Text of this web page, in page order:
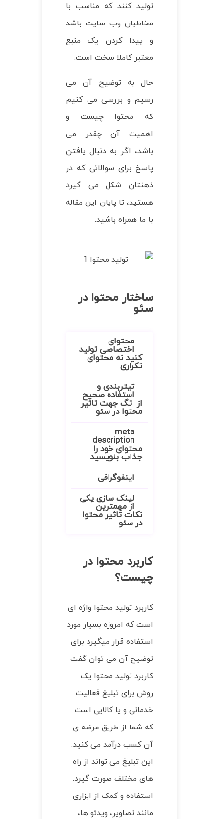
تولید کنند که مناسب با
مخاطبان وب سایت باشد
و پیدا کردن یک منبع
معتبر کاملا سخت است.
حال به توضیح آن می
رسیم و بررسی می کنیم
که محتوا چیست و
اهمیت آن چقدر می
باشد، اگر به دنبال یافتن
پاسخ برای سوالاتی که در
ذهنتان شکل می گیرد
هستید، تا پایان این مقاله
با ما همراه باشید.
ساختار محتوا در
سئو
محتوای
اختصاصی تولید
کنید نه محتوای
تکراری
تیتربندی و
استفاده صحیح
از تگ جهت تاثیر
محتوا در سئو
meta
محتوای خود را
جذاب بنویسید
اینفوگرافی
لینک سازی یکی
از مهمترین
نکات تاثیر محتوا
در سئو
کاربرد محتوا در
چیست؟
کاربرد تولید محتوا واژه ای
است که امروزه بسیار مورد
استفاده قرار میگیرد برای
توضیح آن می توان گفت
کاربرد تولید محتوا یک
روش برای تبلیغ فعالیت
خدماتی و یا کالایی است
که شما از طریق عرضه ی
آن کسب درآمد می کنید.
این تبلیغ می تواند از راه
های مختلف صورت گیرد.
استفاده و کمک از ابزاری
مانند تصاویر، ویدئو ها،